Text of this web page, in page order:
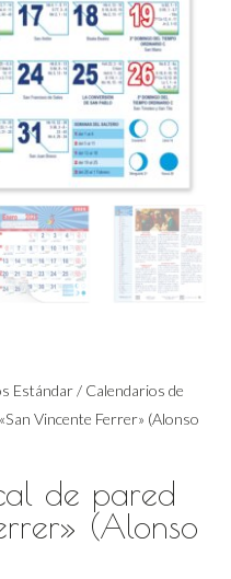
Estándar/ Calendarios de
Vincente Ferrer» (Alonso
de pared
(Alonso